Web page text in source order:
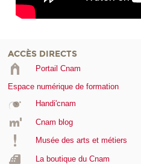
ACCÈS DIRECTS
Portail Cnam
Espace numérique de formation
Handi'cnam
Cnam blog
Musée des arts et métiers
La boutique du Cnam